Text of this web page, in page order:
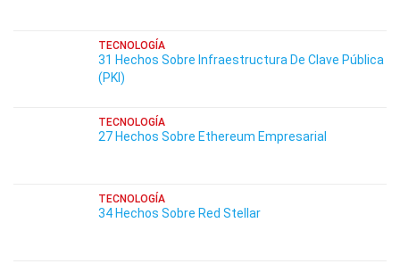
TECNOLOGÍA
31 Hechos Sobre Infraestructura De Clave Pública
(PKI)
TECNOLOGÍA
27 Hechos Sobre Ethereum Empresarial
TECNOLOGÍA
34 Hechos Sobre Red Stellar